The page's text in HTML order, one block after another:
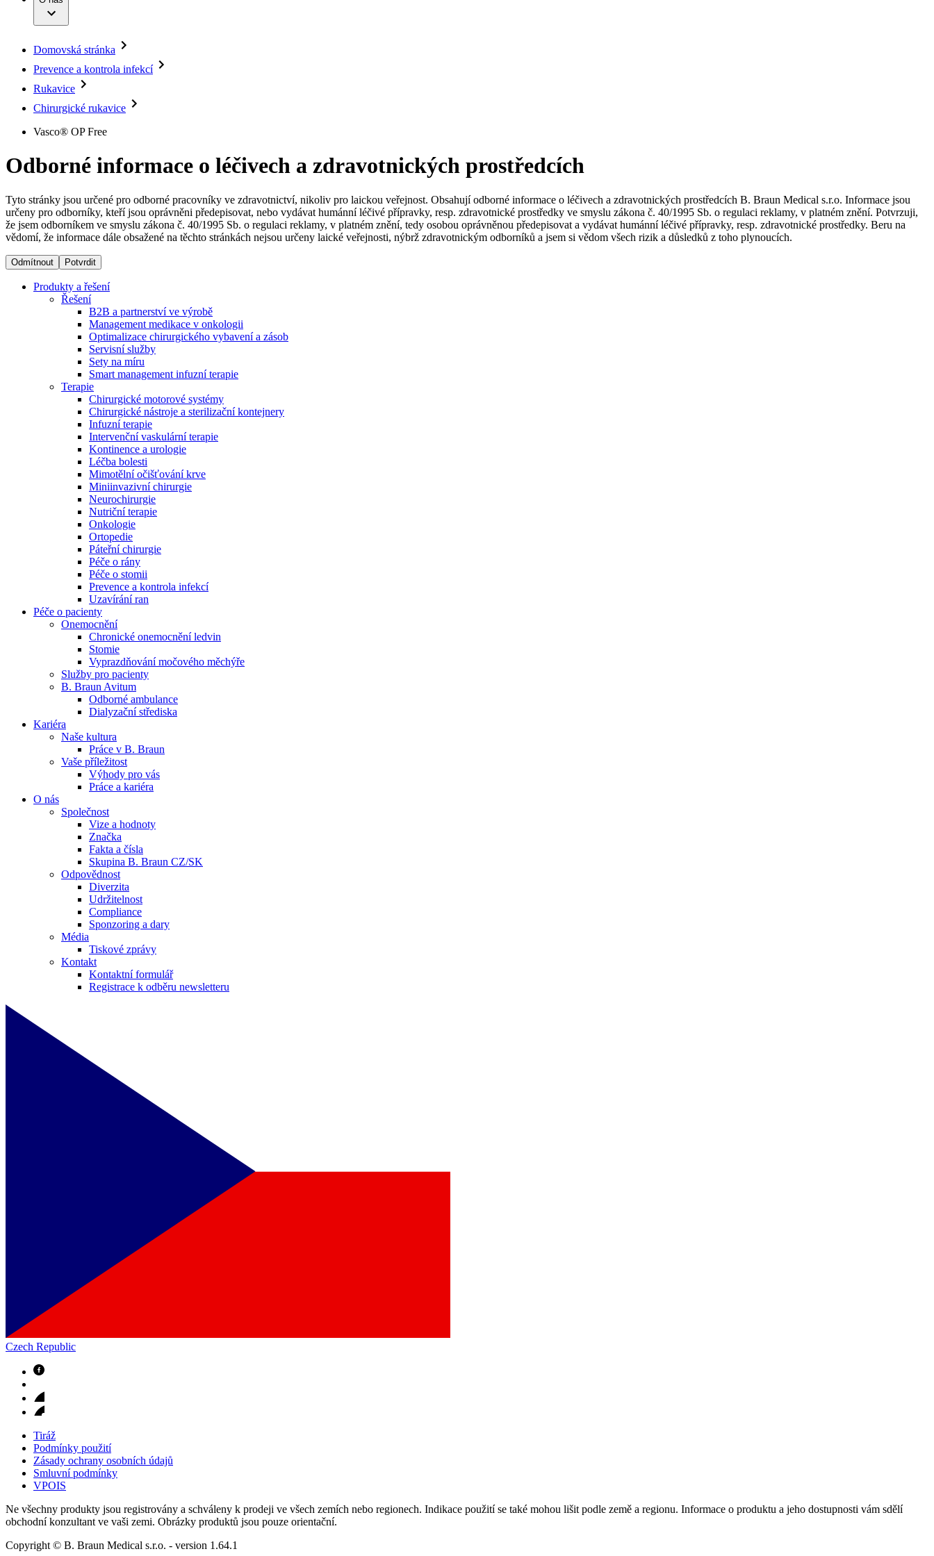
Léčba bolesti
Mimotělní očišťování krve
Miniinvazivní chirurgie
Neurochirurgie
Onkologie
Ortopedie
Páteřní chirurgie
Péče o rány
Prevence a kontrola infekcí
Uzavírání ran
Terapie
Produktový katalog​
Objevte naše produkty. Navštivte produktový katalog B. Braun s našim kompletním produktovým portfoliem.
Onemocnění
B. Braun Avitum
Dialyzační střediska​
B. Braun Avitum poskytuje kvalitní dialyzační péči ve všech svých střediscích v České republice. Více informací se dozvíte na stránkách jednotlivých středisek.
Odborné ambulance
Naše specializované ambulance jsou tu pro vás. Zvolte specializaci a město, které potřebujete, a objednejte se do naší ambulance.
Vaše příležitost​
Nabídky pracovních míst
Objevte své kariérní příležitosti ​v B. Braun. Vyhledejte náš trh práce​ pro zajímavé pozice.​
Média
Kontakt
Kontaktní formulář
Média
Kontakt
Zůstaňte v dialogu s B. Braun. ​Kontaktujte nás.​
Domovská stránka
Prevence a kontrola infekcí
Rukavice
Chirurgické rukavice
Vasco® OP Free
Odborné informace o léčivech a zdravotnických prostředcích
Tyto stránky jsou určené pro odborné pracovníky ve zdravotnictví, nikoliv pro laickou veřejnost. Obsahují odborné informace o léčivech a zdravotnických prostředcích B. Braun Medical s.r.o. Informace jsou
určeny pro odborníky, kteří jsou oprávněni předepisovat, nebo vydávat humánní léčivé přípravky, resp. zdravotnické prostředky ve smyslu zákona č. 40/1995 Sb. o regulaci reklamy, v platném znění. Potvrzuji,
že jsem odborníkem ve smyslu zákona č. 40/1995 Sb. o regulaci reklamy, v platném znění, tedy osobou oprávněnou předepisovat a vydávat humánní léčivé přípravky, resp. zdravotnické prostředky. Beru na
vědomí, že informace dále obsažené na těchto stránkách nejsou určeny laické veřejnosti, nýbrž zdravotnickým odborníků a jsem si vědom všech rizik a důsledků z toho plynoucích.
Odmítnout Potvrdit
Produkty a řešení
Řešení
B2B a partnerství ve výrobě
Management medikace v onkologii
Optimalizace chirurgického vybavení a zásob
Servisní služby
Sety na míru
Smart management infuzní terapie​
Terapie
Chirurgické motorové systémy
Chirurgické nástroje a sterilizační kontejnery
Infuzní terapie
Intervenční vaskulární terapie
Kontinence a urologie
Léčba bolesti
Mimotělní očišťování krve
Miniinvazivní chirurgie
Neurochirurgie
Nutriční terapie
Onkologie
Ortopedie
Páteřní chirurgie
Péče o rány
Péče o stomii
Prevence a kontrola infekcí
Uzavírání ran
Péče o pacienty
Onemocnění
Chronické onemocnění ledvin
Stomie
Vyprazdňování močového měchýře
Služby pro pacienty
B. Braun Avitum
Odborné ambulance
Dialyzační střediska
Kariéra
Naše kultura
Práce v B. Braun
Vaše příležitost​
Výhody pro vás
Práce a kariéra
O nás
Společnost
Vize a hodnoty
Značka
Fakta a čísla
Skupina B. Braun CZ/SK
Odpovědnost
Diverzita
Udržitelnost
Compliance
Sponzoring a dary
Média
Tiskové zprávy
Kontakt
Kontaktní formulář
Registrace k odběru newsletteru
Czech Republic
Tiráž
Podmínky použití
Zásady ochrany osobních údajů
Smluvní podmínky
VPOIS
Ne všechny produkty jsou registrovány a schváleny k prodeji ve všech zemích nebo regionech. Indikace použití se také mohou lišit podle země a regionu. Informace o produktu a jeho dostupnosti vám sdělí
obchodní konzultant ve vaši zemi. Obrázky produktů jsou pouze orientační.
Copyright © B. Braun Medical s.r.o. - version 1.64.1